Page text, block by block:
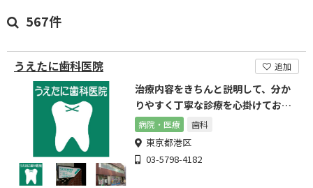
567件
うえたに歯科医院 追加
治療内容をきちんと説明して、分か
りやすく丁寧な診療を心掛けており
ます。
病院・医療 歯科
東京都港区
03-5798-4182